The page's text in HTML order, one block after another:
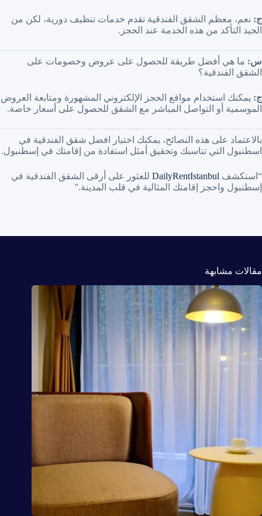
ج: نعم، معظم الشقق الفندقية تقدم خدمات تنظيف دورية، لكن من
الجيد التأكد من هذه الخدمة عند الحجز.
س: ما هي أفضل طريقة للحصول على عروض وخصومات على
الشقق الفندقية؟
ج: يمكنك استخدام مواقع الحجز الإلكتروني المشهورة ومتابعة العروض
الموسمية أو التواصل المباشر مع الشقق للحصول على أسعار خاصة.
بالاعتماد على هذه النصائح، يمكنك اختيار افضل شقق الفندقية في
اسطنبول التي تناسبك وتحقيق أمثل استفادة من إقامتك في إسطنبول.
“استكشف DailyRentIstanbul للعثور على أرقى الشقق الفندقية في
إسطنبول واحجز إقامتك المثالية في قلب المدينة.”
مقالات مشابهة